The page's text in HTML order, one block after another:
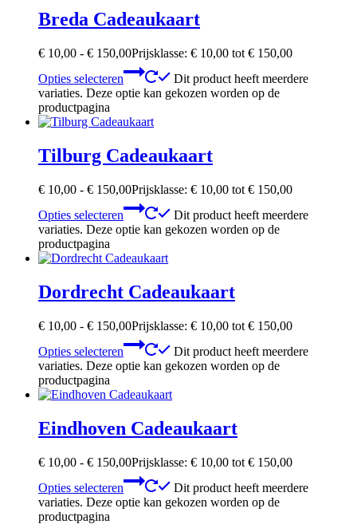
Breda Cadeaukaart
€ 10,00 - € 150,00Prijsklasse: € 10,00 tot € 150,00
Opties selecteren
Dit product heeft meerdere
variaties. Deze optie kan gekozen worden op de
productpagina
Tilburg Cadeaukaart
€ 10,00 - € 150,00Prijsklasse: € 10,00 tot € 150,00
Opties selecteren
Dit product heeft meerdere
variaties. Deze optie kan gekozen worden op de
productpagina
Dordrecht Cadeaukaart
€ 10,00 - € 150,00Prijsklasse: € 10,00 tot € 150,00
Opties selecteren
Dit product heeft meerdere
variaties. Deze optie kan gekozen worden op de
productpagina
Eindhoven Cadeaukaart
€ 10,00 - € 150,00Prijsklasse: € 10,00 tot € 150,00
Opties selecteren
Dit product heeft meerdere
variaties. Deze optie kan gekozen worden op de
productpagina